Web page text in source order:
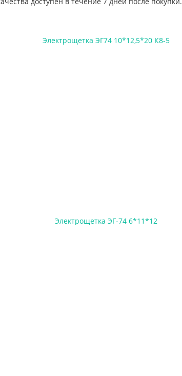
Электрощетка ЭГ74 10*12,5*20 К8-5
Электрощетка ЭГ-74 6*11*12